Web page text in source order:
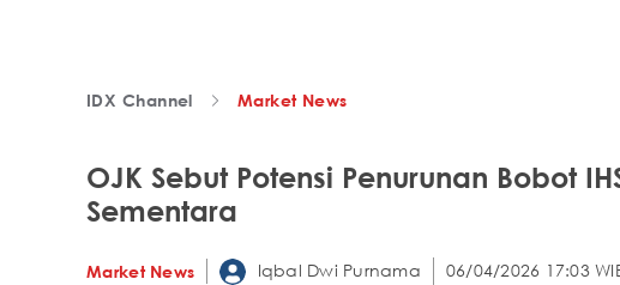
IDX Channel Market News
OJK Sebut Potensi Penurunan Bobot
Sementara
Market News Iqbal Dwi Purnama 06/04/2026 17:03